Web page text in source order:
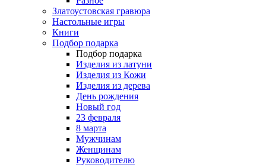
Златоустовская гравюра
Настольные игры
Книги
Подбор подарка
Подбор подарка
Изделия из латуни
Изделия из Кожи
Изделия из дерева
День рождения
Новый год
23 февраля
8 марта
Мужчинам
Женщинам
Руководителю